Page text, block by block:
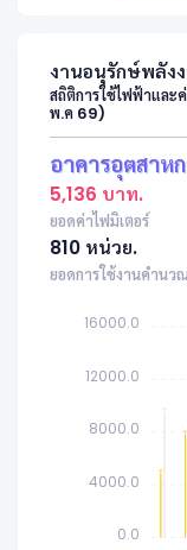
งานอนุรักษ์พลัง
สถิติการใช้ไฟฟ้าแล
พ.ค 69)
อาคารอุตสาห
5,136 บาท.
ยอดค่าไฟมิเตอร์
810 หน่วย.
ยอดการใช้งานคำนว
16000.0
12000.0
8000.0
4000.0
0.0